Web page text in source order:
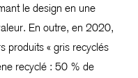
le design en une
En outre, en 2020,
produits « gris recyclés
recyclé : 50 % de